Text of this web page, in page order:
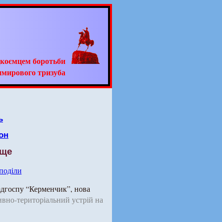
боротьби
тризуба
“Керменчик”, нова
територіальний устрій на